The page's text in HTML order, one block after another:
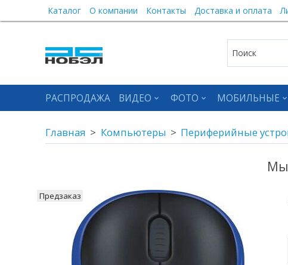
Каталог О компании Контакты Доставка и оплата
РАСПРОДАЖА ВИДЕО ФОТО МОБИЛЬНЫЕ
Главная Компьютеры Периферийные
Предзаказ